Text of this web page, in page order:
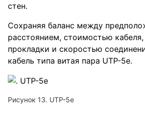
стен.
Сохраняя баланс между
расстоянием, стоимостью
прокладки и скоростью
кабель типа витая пара UTP-5e.
Рисунок 13. UTP-5е